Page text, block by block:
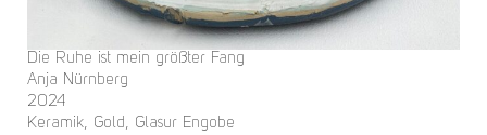
Die Ruhe ist mein größter Fang
Anja Nürnberg
2024
Keramik, Gold, Glasur Engobe